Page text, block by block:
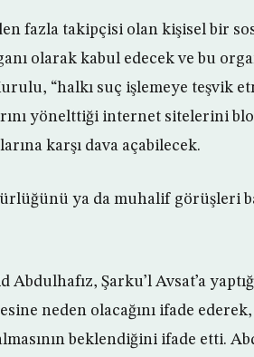
fazla takipçisi olan kişisel bir
olarak kabul edecek ve bu
“halkı suç işlemeye teşvik
yönelttiği internet sitelerini
karşı dava açabilecek.
ya da muhalif görüşleri
Şarku’l Avsat’a
neden olacağını ifade
beklendiğini ifade etti.